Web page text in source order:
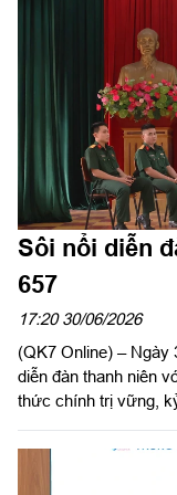
Sôi nổi diễn
657
17:20 30/06/2026
(QK7 Online) –
diễn đàn thanh niên
thức chính trị vững,